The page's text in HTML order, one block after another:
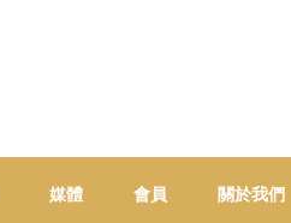
媒體 會員 關於我們